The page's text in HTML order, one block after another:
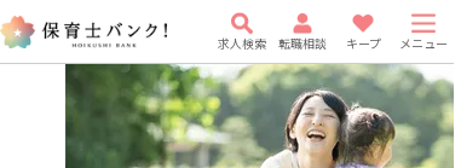
求人検索 転職相談 キープ メニュー